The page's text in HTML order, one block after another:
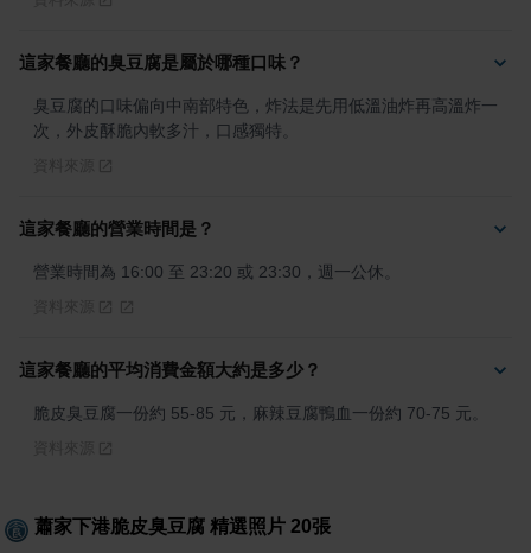
這家餐廳的臭豆腐是屬於哪種口味？
臭豆腐的口味偏向中南部特色，炸法是先用低溫油炸再高溫炸一
次，外皮酥脆內軟多汁，口感獨特。
這家餐廳的營業時間是？
營業時間為 16:00 至 23:20 或 23:30，週一公休。
這家餐廳的平均消費金額大約是多少？
脆皮臭豆腐一份約 55-85 元，麻辣豆腐鴨血一份約 70-75 元。
蕭家下港脆皮臭豆腐 精選照片 20張